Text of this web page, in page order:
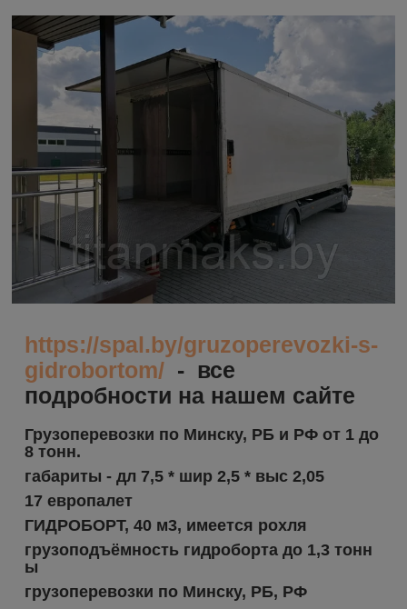
https://spal.by/gruzoperevozki-s-
gidrobortom/ - все
подробности на нашем сайте
Грузоперевозки по Минску, РБ и РФ от 1 до
8 тонн.
габариты - дл 7,5 * шир 2,5 * выс 2,05
17 европалет
ГИДРОБОРТ, 40 м3, имеется рохля
грузоподъёмность гидроборта до 1,3 тонн
ы
грузоперевозки по Минску, РБ, РФ